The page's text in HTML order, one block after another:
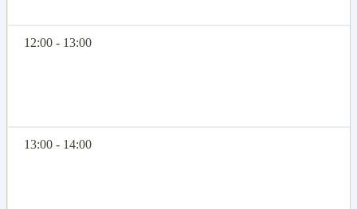
12:00 - 13:00
13:00 - 14:00